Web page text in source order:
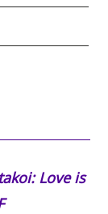
Love is